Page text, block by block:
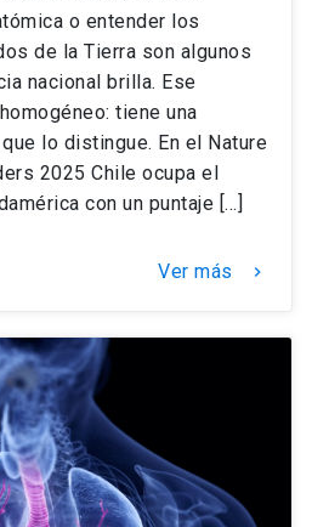
o entender los
de la Tierra son algunos
nacional brilla. Ese
tiene una
lo distingue. En el Nature
2025 Chile ocupa el
con un puntaje […]
Ver más keyboard_arrow_right